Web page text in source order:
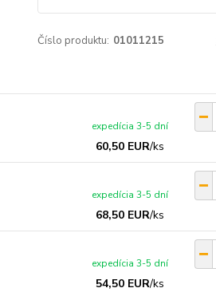
Číslo produktu: 01011215
60,50 EUR/ks
expedícia 3-5 dní
68,50 EUR/ks
expedícia 3-5 dní
54,50 EUR/ks
expedícia 3-5 dní